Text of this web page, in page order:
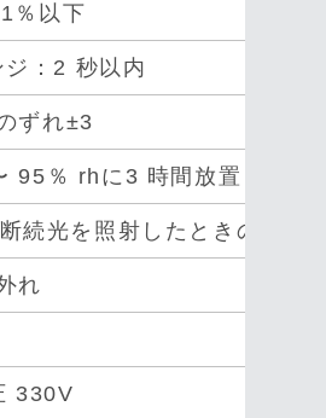
％以下
：2 秒以内
ずれ±3
％ rhに3 時間放置し元の
続光を照射したときの値の
れ
330V